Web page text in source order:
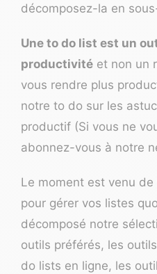
décomposez-la en
Une to do list est un
productivité et non un
vous rendre plus
notre to do sur les
productif (Si vous ne
abonnez-vous à notre
Le moment est venu
pour gérer vos listes
décomposé notre
outils préférés, les
do lists en ligne, les